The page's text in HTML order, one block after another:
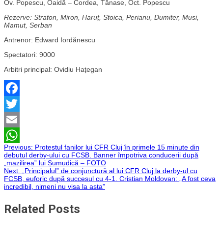
Ov. Popescu, Oaidă – Cordea, Tănase, Oct. Popescu
Rezerve: Straton, Miron, Haruț, Stoica, Perianu, Dumiter, Musi,
Mamut, Serban
Antrenor: Edward Iordănescu
Spectatori: 9000
Arbitri principal: Ovidiu Hațegan
Facebook
Twitter
Email
WhatsApp
Navigare
în
articole
Previous: Protestul fanilor lui CFR Cluj în primele 15 minute din
debutul derby-ului cu FCSB. Banner împotriva conducerii după
„mazilirea” lui Șumudică – FOTO
Next:
„Principalul” de conjunctură al lui CFR Cluj la derby-ul cu
FCSB, euforic după succesul cu 4-1. Cristian Moldovan: „A fost ceva
incredibil, nimeni nu visa la asta”
Related Posts